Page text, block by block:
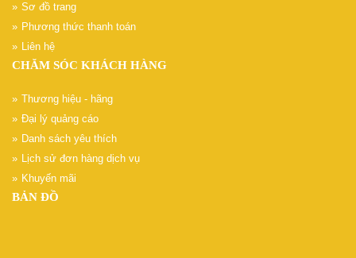
Sơ đồ trang
Phương thức thanh toán
Liên hệ
CHĂM SÓC KHÁCH HÀNG
Thương hiệu - hãng
Đại lý quảng cáo
Danh sách yêu thích
Lịch sử đơn hàng dịch vụ
Khuyến mãi
BẢN ĐỒ